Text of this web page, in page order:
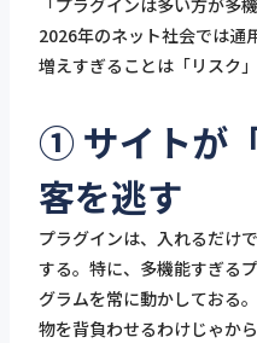
2026年のネット社会では通
増えすぎることは「リスク
① サイトが
客を逃す
プラグインは、入れるだけ
する。特に、多機能すぎる
グラムを常に動かしておる
物を背負わせるわけじゃか